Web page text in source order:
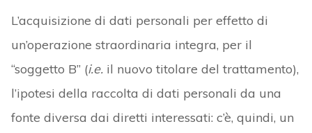
L’acquisizione di dati personali per effetto di
un’operazione straordinaria integra, per il
“soggetto B” (i.e.il nuovo titolare del trattamento),
l’ipotesi della raccolta di dati personali da una
fonte diversa dai diretti interessati: c’è, quindi, un